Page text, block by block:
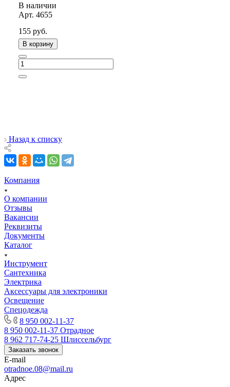
В наличии
Арт. 4655
155 руб.
В корзину
Назад к списку
Компания
О компании
Отзывы
Вакансии
Реквизиты
Документы
Каталог
Инструмент
Сантехника
Электрика
Аксессуары для электроники
Освещение
Спецодежда
8 950 002-11-37
8 950 002-11-37 Отрадное
8 962 717-74-25 Шлиссельбург
Заказать звонок
E-mail
otradnoe.08@mail.ru
Адрес